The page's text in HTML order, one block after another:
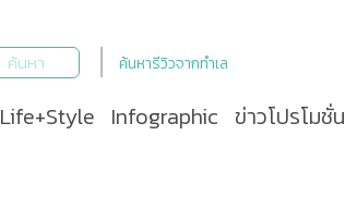
ค้นหารีวิวจากทำเล
Life+Style Infographic ข่าวโปรโมชั่น